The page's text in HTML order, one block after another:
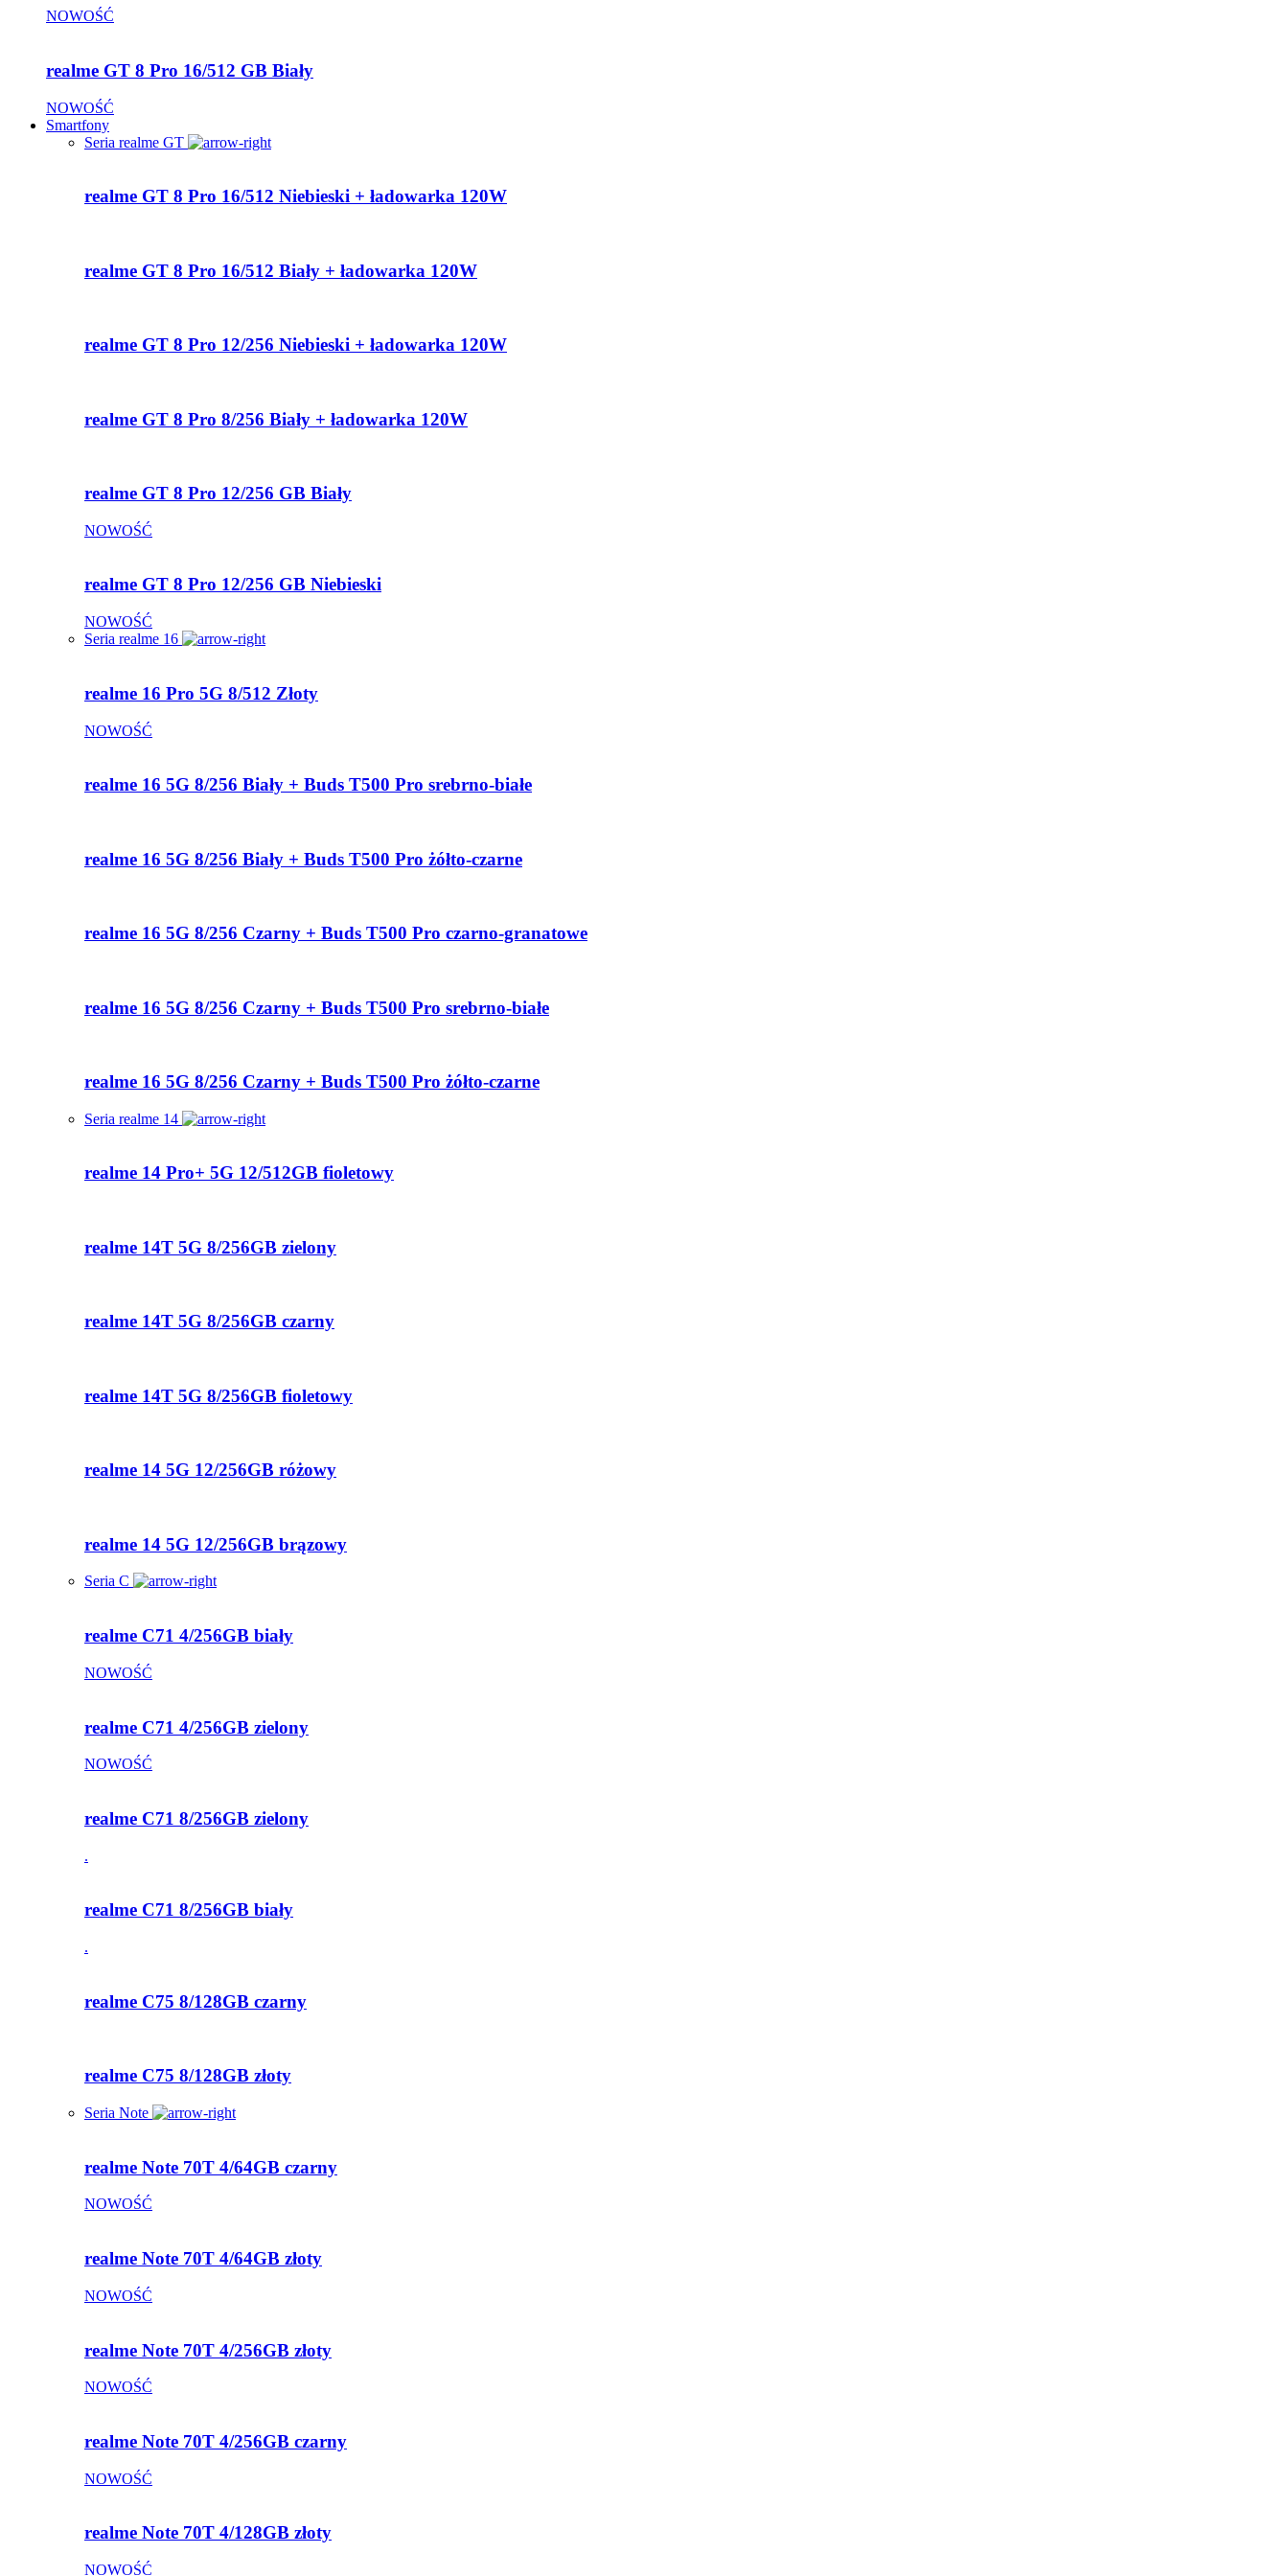
NOWOŚĆ
realme GT 8 Pro 16/512 GB Biały
NOWOŚĆ
Smartfony
Seria realme GT
realme GT 8 Pro 16/512 Niebieski + ładowarka 120W
realme GT 8 Pro 16/512 Biały + ładowarka 120W
realme GT 8 Pro 12/256 Niebieski + ładowarka 120W
realme GT 8 Pro 8/256 Biały + ładowarka 120W
realme GT 8 Pro 12/256 GB Biały
NOWOŚĆ
realme GT 8 Pro 12/256 GB Niebieski
NOWOŚĆ
Seria realme 16
realme 16 Pro 5G 8/512 Złoty
NOWOŚĆ
realme 16 5G 8/256 Biały + Buds T500 Pro srebrno-białe
realme 16 5G 8/256 Biały + Buds T500 Pro żółto-czarne
realme 16 5G 8/256 Czarny + Buds T500 Pro czarno-granatowe
realme 16 5G 8/256 Czarny + Buds T500 Pro srebrno-białe
realme 16 5G 8/256 Czarny + Buds T500 Pro żółto-czarne
Seria realme 14
realme 14 Pro+ 5G 12/512GB fioletowy
realme 14T 5G 8/256GB zielony
realme 14T 5G 8/256GB czarny
realme 14T 5G 8/256GB fioletowy
realme 14 5G 12/256GB różowy
realme 14 5G 12/256GB brązowy
Seria C
realme C71 4/256GB biały
NOWOŚĆ
realme C71 4/256GB zielony
NOWOŚĆ
realme C71 8/256GB zielony
.
realme C71 8/256GB biały
.
realme C75 8/128GB czarny
realme C75 8/128GB złoty
Seria Note
realme Note 70T 4/64GB czarny
NOWOŚĆ
realme Note 70T 4/64GB złoty
NOWOŚĆ
realme Note 70T 4/256GB złoty
NOWOŚĆ
realme Note 70T 4/256GB czarny
NOWOŚĆ
realme Note 70T 4/128GB złoty
NOWOŚĆ